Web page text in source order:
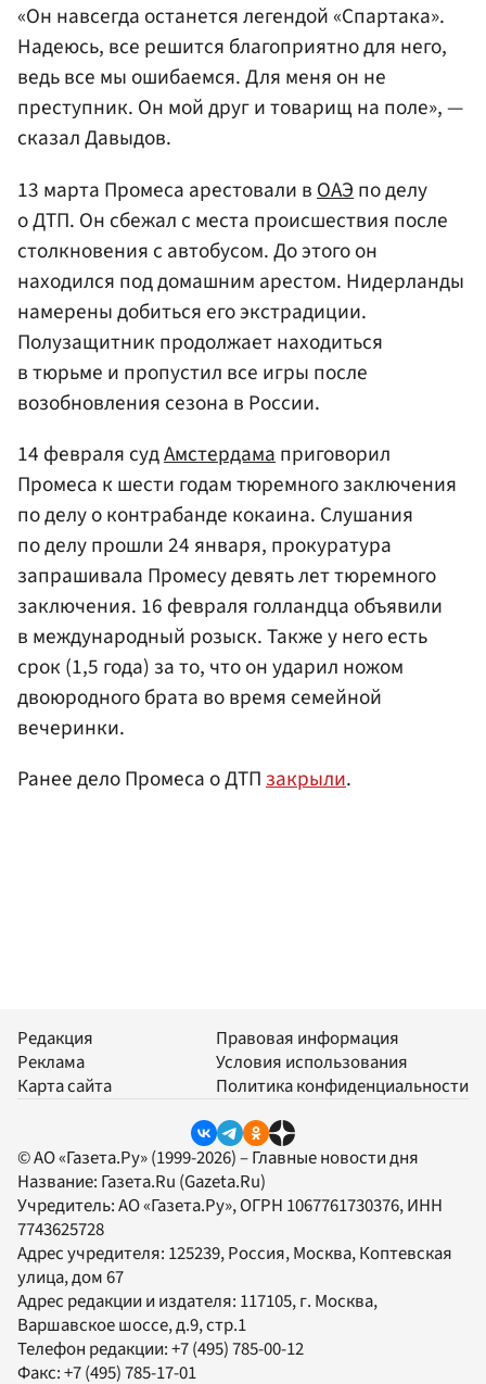
«Он навсегда останется легендой «Спартака».
Надеюсь, все решится благоприятно для него,
ведь все мы ошибаемся. Для меня он не
преступник. Он мой друг и товарищ на поле», —
сказал Давыдов.
13 марта Промеса арестовали в ОАЭ по делу
о ДТП. Он сбежал с места происшествия после
столкновения с автобусом. До этого он
находился под домашним арестом. Нидерланды
намерены добиться его экстрадиции.
Полузащитник продолжает находиться
в тюрьме и пропустил все игры после
возобновления сезона в России.
14 февраля судАмстердамаприговорил
Промеса к шести годам тюремного заключения
по делу о контрабанде кокаина. Слушания
по делу прошли 24 января, прокуратура
запрашивала Промесу девять лет тюремного
заключения. 16 февраля голландца объявили
в международный розыск. Также у него есть
срок (1,5 года) за то, что он ударил ножом
двоюродного брата во время семейной
вечеринки.
Ранее дело Промеса о ДТПзакрыли.
Редакция
Реклама
Карта сайта
Правовая информация
Условия использования
Политика конфиденциальности
© АО «Газета.Ру» (1999-2026) – Главные новости дня
Название: Газета.Ru (Gazeta.Ru)
Учредитель:АО «Газета.Ру», ОГРН 1067761730376, ИНН
7743625728
Адрес учредителя: 125239, Россия, Москва, Коптевская
улица, дом 67
Адрес редакции и издателя: 117105, г. Москва,
Варшавское шоссе, д.9, стр.1
Телефон редакции:+7 (495) 785-00-12
Факс:+7 (495) 785-17-01